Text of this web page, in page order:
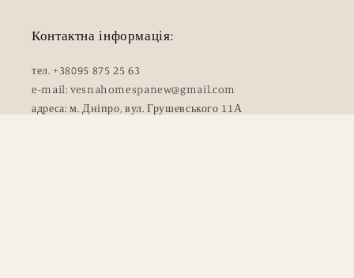
Контактна інформація:
тел. +38095 875 25 63
e-mail: vesnahomespanew@gmail.com
адреса: м. Дніпро, вул. Грушевського 11А